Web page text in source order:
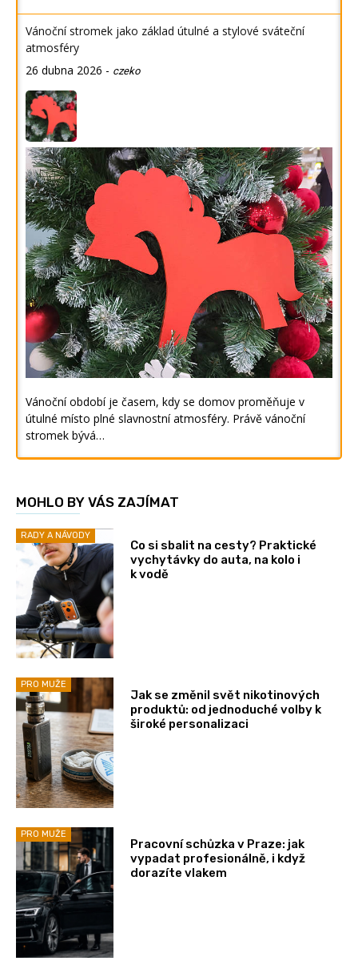
Vánoční stromek jako základ útulné a stylové sváteční
atmosféry
26 dubna 2026 - czeko
Vánoční období je časem, kdy se domov proměňuje v
útulné místo plné slavnostní atmosféry. Právě vánoční
stromek bývá…
MOHLO BY VÁS ZAJÍMAT
RADY A NÁVODY
Co si sbalit na cesty? Praktické
vychytávky do auta, na kolo i
k vodě
PRO MUŽE
Jak se změnil svět nikotinových
produktů: od jednoduché volby k
široké personalizaci
PRO MUŽE
Pracovní schůzka v Praze: jak
vypadat profesionálně, i když
dorazíte vlakem